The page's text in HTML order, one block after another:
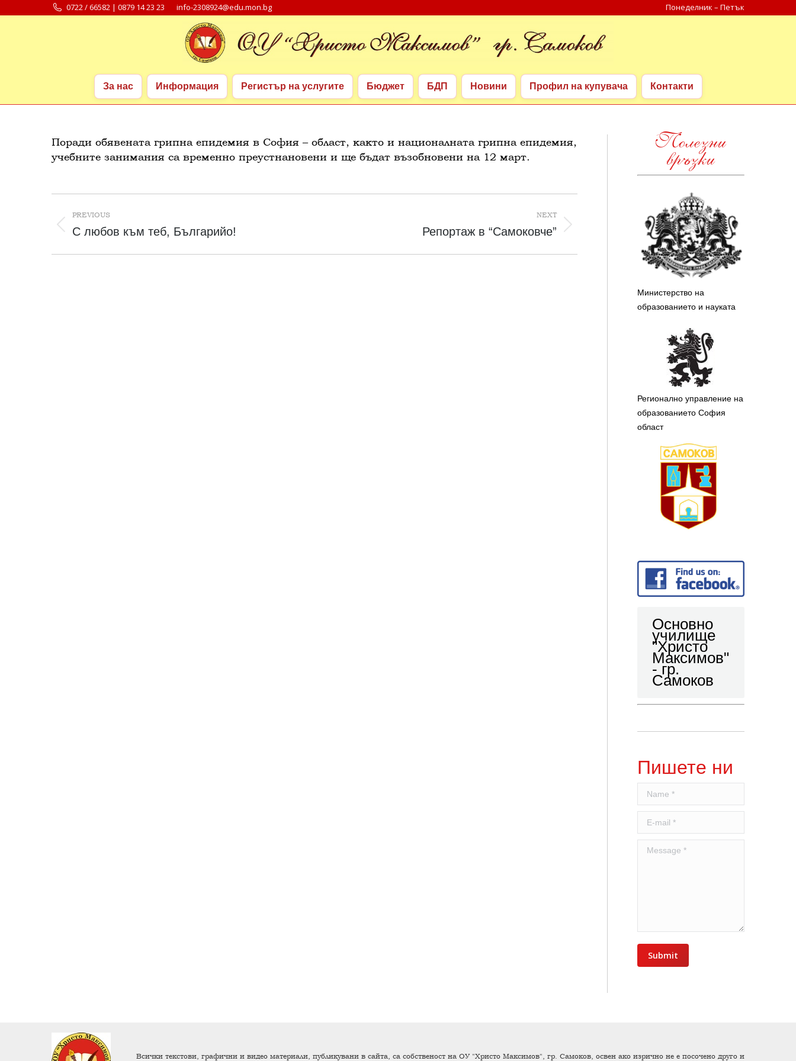
0722 / 66582 | 0879 14 23 23 info-2308924@edu.mon.bg Search:
Понеделник – Петък
За нас Информация Регистър на услугите Бюджет БДП Новини Профил на купувача Контакти
Поради обявената грипна епидемия в София – област, както и националната грипна епидемия,
учебните занимания са временно преустнановени и ще бъдат възобновени на 12 март.
navigation
PREVIOUS
Previous
С любов към теб, Българийо!
NEXT
Репортаж в “Самоковче”
Полезни
връзки
Министерство на
образованието и науката
Регионално управление на
образованието София
област
Основно
училище
"Христо
Максимов"
- гр.
Самоков
Пишете ни
Name *
E-mail *
Message *
Submit
Всички текстови, графични и видео материали, публикувани в сайта, са собственост на ОУ "Христо Максимов", гр. Самоков, освен ако изрично не е посочено друго и
За нас Информация Регистър на услугите Бюджет БДП Новини Профил на купувача Контакти